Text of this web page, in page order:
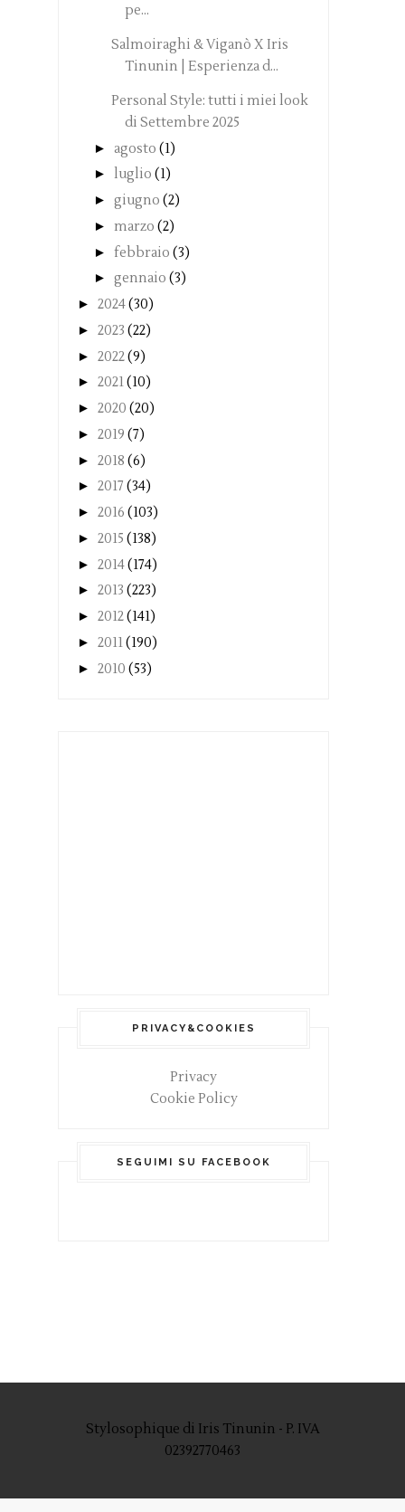
pe...
Salmoiraghi & Viganò X Iris
Tinunin | Esperienza d...
Personal Style: tutti i miei look
di Settembre 2025
► agosto (1)
► luglio (1)
► giugno (2)
► marzo (2)
► febbraio (3)
► gennaio (3)
► 2024(30)
► 2023 (22)
► 2022(9)
► 2021(10)
► 2020 (20)
► 2019 (7)
► 2018 (6)
► 2017 (34)
► 2016 (103)
► 2015 (138)
► 2014(174)
► 2013 (223)
► 2012(141)
► 2011(190)
► 2010 (53)
PRIVACY&COOKIES
Privacy
Cookie Policy
SEGUIMI SU FACEBOOK
Stylosophique di Iris Tinunin - P. IVA
02392770463